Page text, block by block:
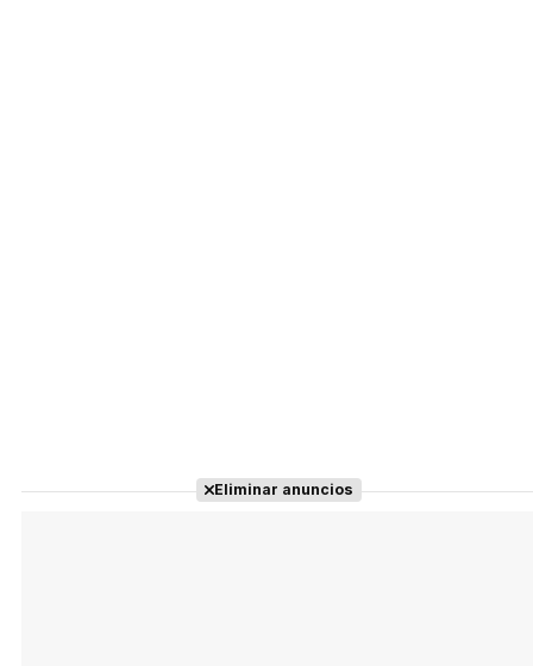
Eliminar anuncios